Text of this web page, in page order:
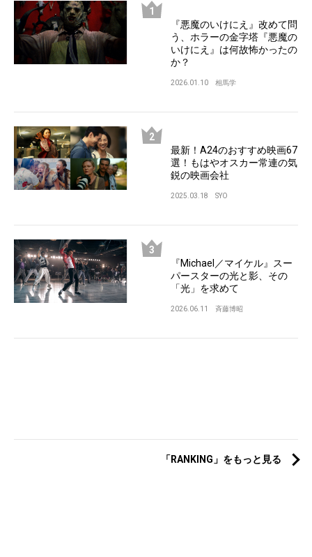
『悪魔のいけにえ』改めて問
う、ホラーの金字塔『悪魔の
いけにえ』は何故怖かったの
か？
2026.01.10 相馬学
最新！A24のおすすめ映画67
選！もはやオスカー常連の気
鋭の映画会社
2025.03.18 SYO
『Michael／マイケル』スー
パースターの光と影、その
「光」を求めて
2026.06.11 斉藤博昭
「RANKING」をもっと見る